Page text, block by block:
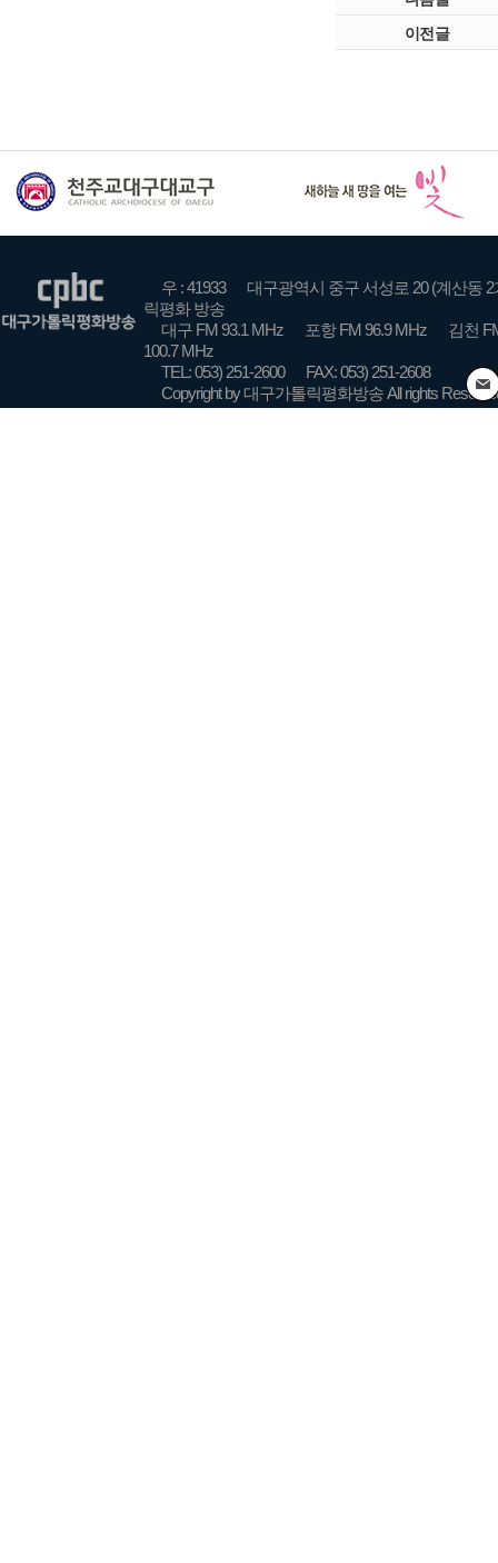
이전글
우 : 41933
대구광역시 중구 서성로 20 (계산동 2
릭평화 방송
대구 FM 93.1 MHz
포항 FM 96.9 MHz
김천
100.7 MHz
TEL: 053) 251-2600
FAX: 053) 251-2608
Copyright by 대구가톨릭평화방송 All rights